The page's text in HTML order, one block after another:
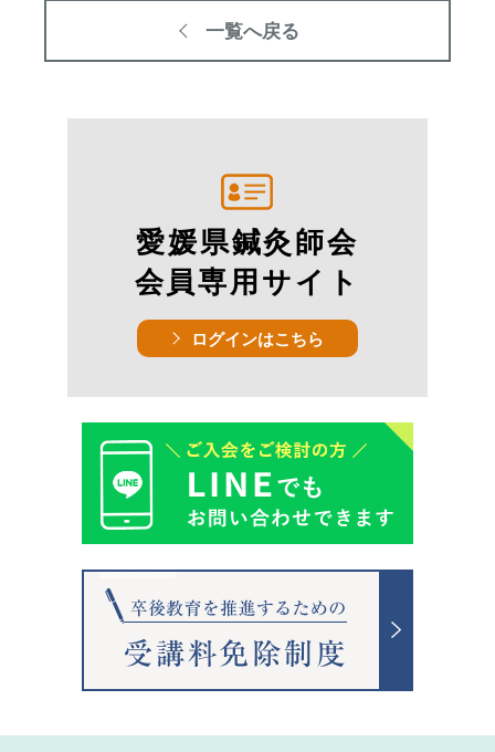
一覧へ戻る
愛媛県鍼灸師会
会員専用サイト
ログインはこちら